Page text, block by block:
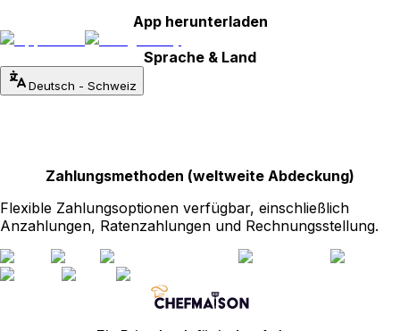
App herunterladen
Sprache & Land
Deutsch - Schweiz
Zahlungsmethoden (weltweite Abdeckung)
Flexible Zahlungsoptionen verfügbar, einschließlich
Anzahlungen, Ratenzahlungen und Rechnungsstellung.